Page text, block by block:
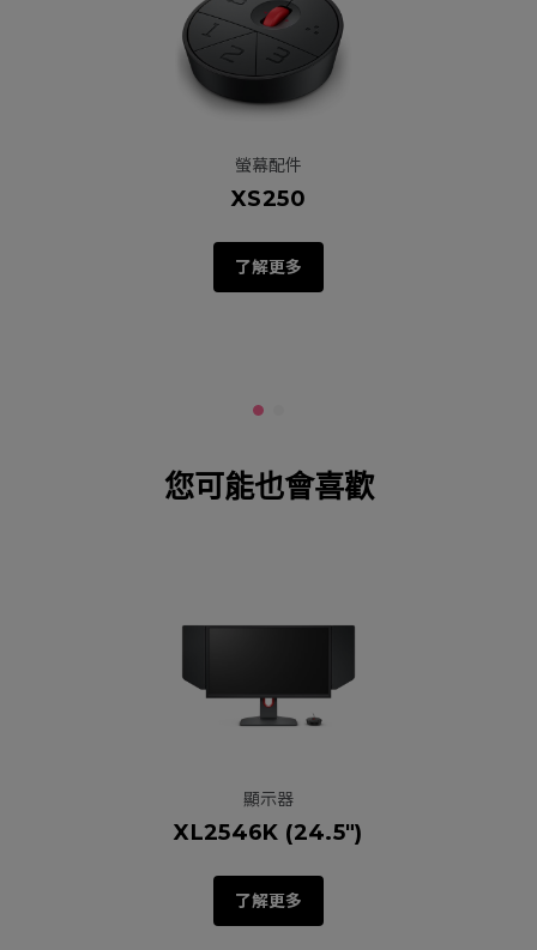
螢幕配件
XS250
了解更多
您可能也會喜歡
顯示器
XL2546K (24.5")
了解更多